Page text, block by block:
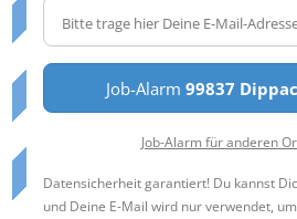
Job-Alarm 99837
Job-Alarm für anderen
Datensicherheit garantiert! Du kannst
und Deine E-Mail wird nur verwendet,